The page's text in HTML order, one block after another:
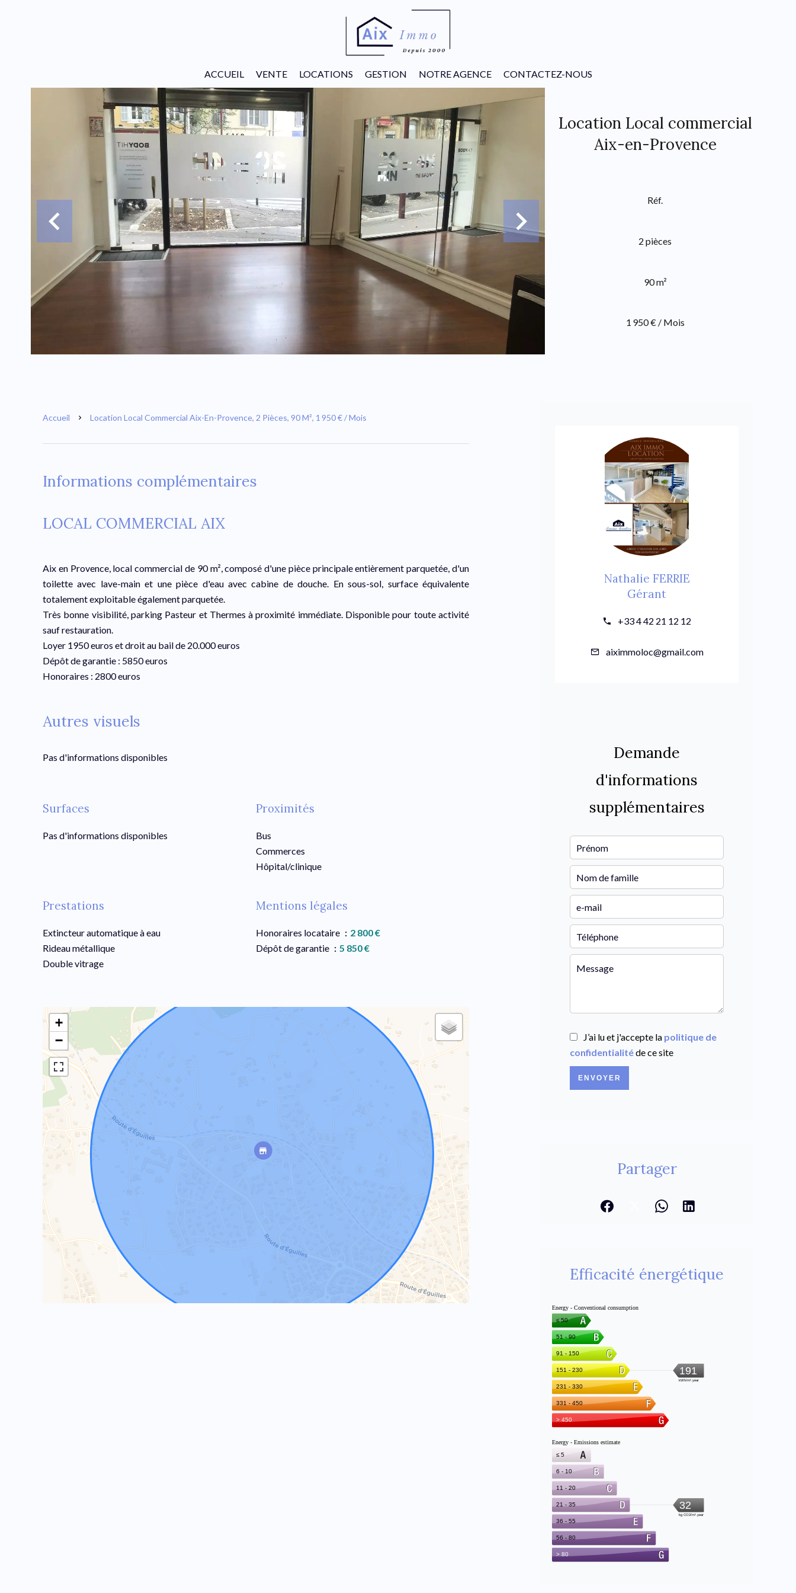
ACCUEIL VENTE LOCATIONS GESTION NOTRE AGENCE CONTACTEZ-NOUS
Location Local commercial
Aix-en-Provence
Réf.
2 pièces
90 m²
1 950 € / Mois
Accueil Location Local Commercial Aix-En-Provence, 2 Pièces, 90 M², 1 950 € / Mois
Informations complémentaires
LOCAL COMMERCIAL AIX
Aix en Provence, local commercial de 90 m², composé d'une pièce principale entièrement parquetée, d'un
toilette avec lave-main et une pièce d'eau avec cabine de douche. En sous-sol, surface équivalente
totalement exploitable également parquetée.
Très bonne visibilité, parking Pasteur et Thermes à proximité immédiate. Disponible pour toute activité
sauf restauration.
Loyer 1950 euros et droit au bail de 20.000 euros
Dépôt de garantie : 5850 euros
Honoraires : 2800 euros
Autres visuels
Pas d'informations disponibles
Surfaces
Pas d'informations disponibles
Proximités
Bus
Commerces
Hôpital/clinique
Prestations
Extincteur automatique à eau
Rideau métallique
Double vitrage
Mentions légales
Honoraires locataire
2 800 €
Dépôt de garantie
5 850 €
+
−
Nathalie FERRIE
Gérant
+33 4 42 21 12 12
aiximmoloc@gmail.com
Demande
d'informations
supplémentaires
J’ai lu et j'accepte la politique de
confidentialitéde ce site
ENVOYER
Partager
Efficacité énergétique